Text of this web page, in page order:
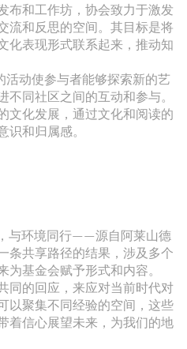
布和工作坊，协会致力于激发
流和反思的空间。其目标是将
化表现形式联系起来，推动知
动使参与者能够探索新的艺
同社区之间的互动和参与。
文化发展，通过文化和阅读的
识和归属感。
与环境同行——源自阿莱山德
条共享路径的结果，涉及多个
为基金会赋予形式和内容。
同的回应，来应对当前时代对
以聚集不同经验的空间，这些
着信心展望未来，为我们的地